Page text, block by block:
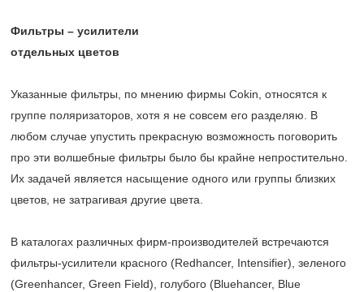
Фильтры – усилители
отдельных цветов
Указанные фильтры, по мнению фирмы Cokin, относятся к
группе поляризаторов, хотя я не совсем его разделяю. В
любом случае упустить прекрасную возможность поговорить
про эти волшебные фильтры было бы крайне непростительно.
Их задачей является насыщение одного или группы близких
цветов, не затрагивая другие цвета.
В каталогах различных фирм-производителей встречаются
фильтры-усилители красного (Redhancer, Intensifier), зеленого
(Greenhancer, Green Field), голубого (Bluehancer, Blue